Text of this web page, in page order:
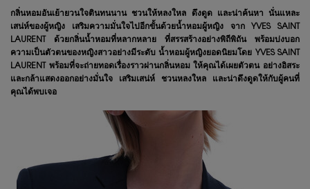
กลิ่นหอมอันเย้ายวนใจตินทนนาน ชวนให้หลงใหล ดึงดูด และน่าค้นหา นั่นแหละ
เสน่ห์ของผู้หญิง เสริมความมั่นใจไปอีกขั้นด้วยน้ำหอมผู้หญิง จาก YVES SAINT
LAURENT ด้วยกลิ่นน้ำหอมที่หลากหลาย ที่สรรสร้างอย่างพิถีพิถัน พร้อมบ่งบอก
ความเป็นตัวตนของหญิงสาวอย่างมีระดับ น้ำหอมผู้หญิงยอดนิยมโดย YVES SAINT
LAURENT พร้อมที่จะถ่ายทอดเรื่องราวผ่านกลิ่นหอม ให้คุณได้เผยตัวตน อย่างอิสระ
และกล้าแสดงออกอย่างมั่นใจ เสริมเสน่ห์ ชวนหลงใหล และน่าดึงดูดให้กับผู้คนที่
คุณได้พบเจอ